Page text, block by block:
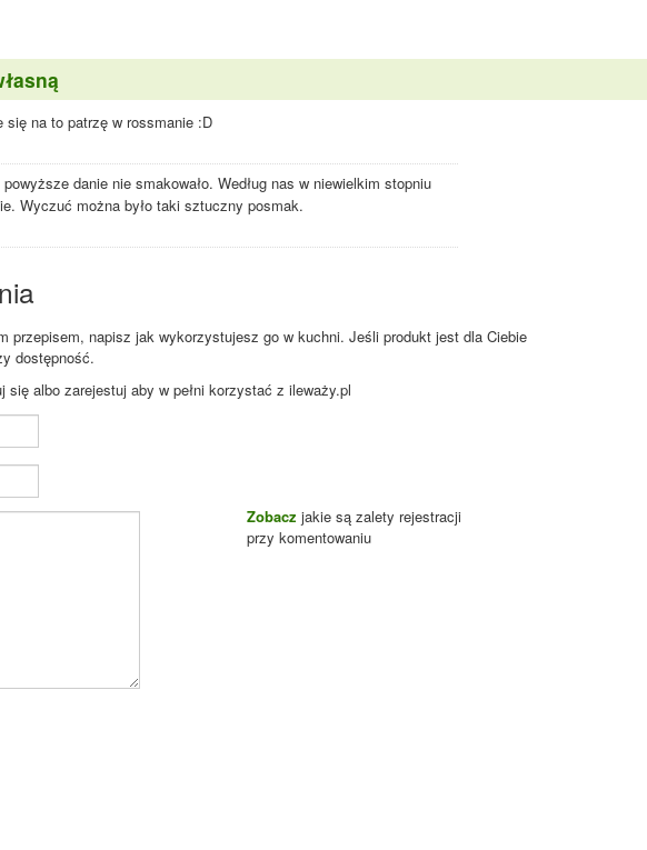
na to patrzę w rossmanie :D
danie nie smakowało. Według nas w niewielkim stopniu
Wyczuć można było taki sztuczny posmak.
przepisem, napisz jak wykorzystujesz go w kuchni. Jeśli produkt jest dla Ciebie
dostępność.
albo zarejestuj aby w pełni korzystać z ileważy.pl
Zobacz jakie są zalety rejestracji
przy komentowaniu